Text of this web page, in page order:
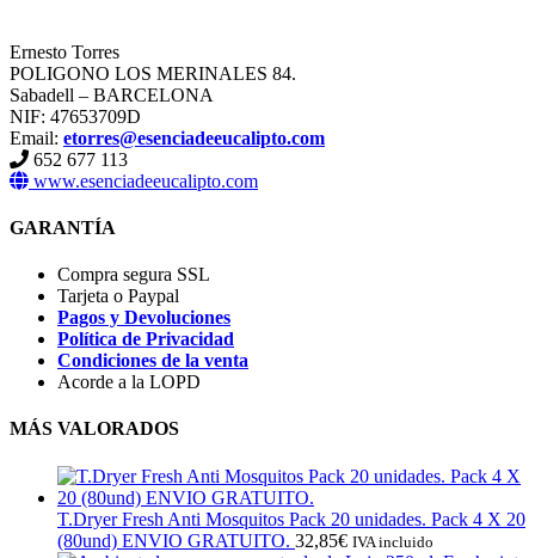
Ernesto Torres
POLIGONO LOS MERINALES 84.
Sabadell – BARCELONA
NIF: 47653709D
Email: etorres@esenciadeeucalipto.com
652 677 113
www.esenciadeeucalipto.com
GARANTÍA
Compra segura SSL
Tarjeta o Paypal
Pagos y Devoluciones
Política de Privacidad
Condiciones de la venta
Acorde a la LOPD
MÁS VALORADOS
T.Dryer Fresh Anti Mosquitos Pack 20 unidades. Pack 4 X 20
(80und) ENVIO GRATUITO. 32,85€ IVA incluido